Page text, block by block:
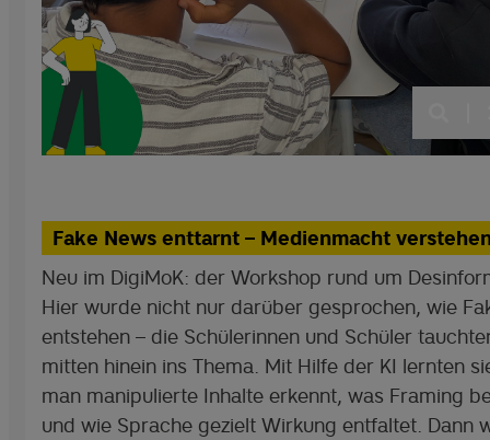
Fake News enttarnt – Medienmacht
Neu im DigiMoK: der Workshop rund um
Hier wurde nicht nur darüber gesprochen, wie
entstehen – die Schülerinnen und Schüler
mitten hinein ins Thema. Mit Hilfe der KI lernten
man manipulierte Inhalte erkennt, was Framing
und wie Sprache gezielt Wirkung entfaltet. Dann